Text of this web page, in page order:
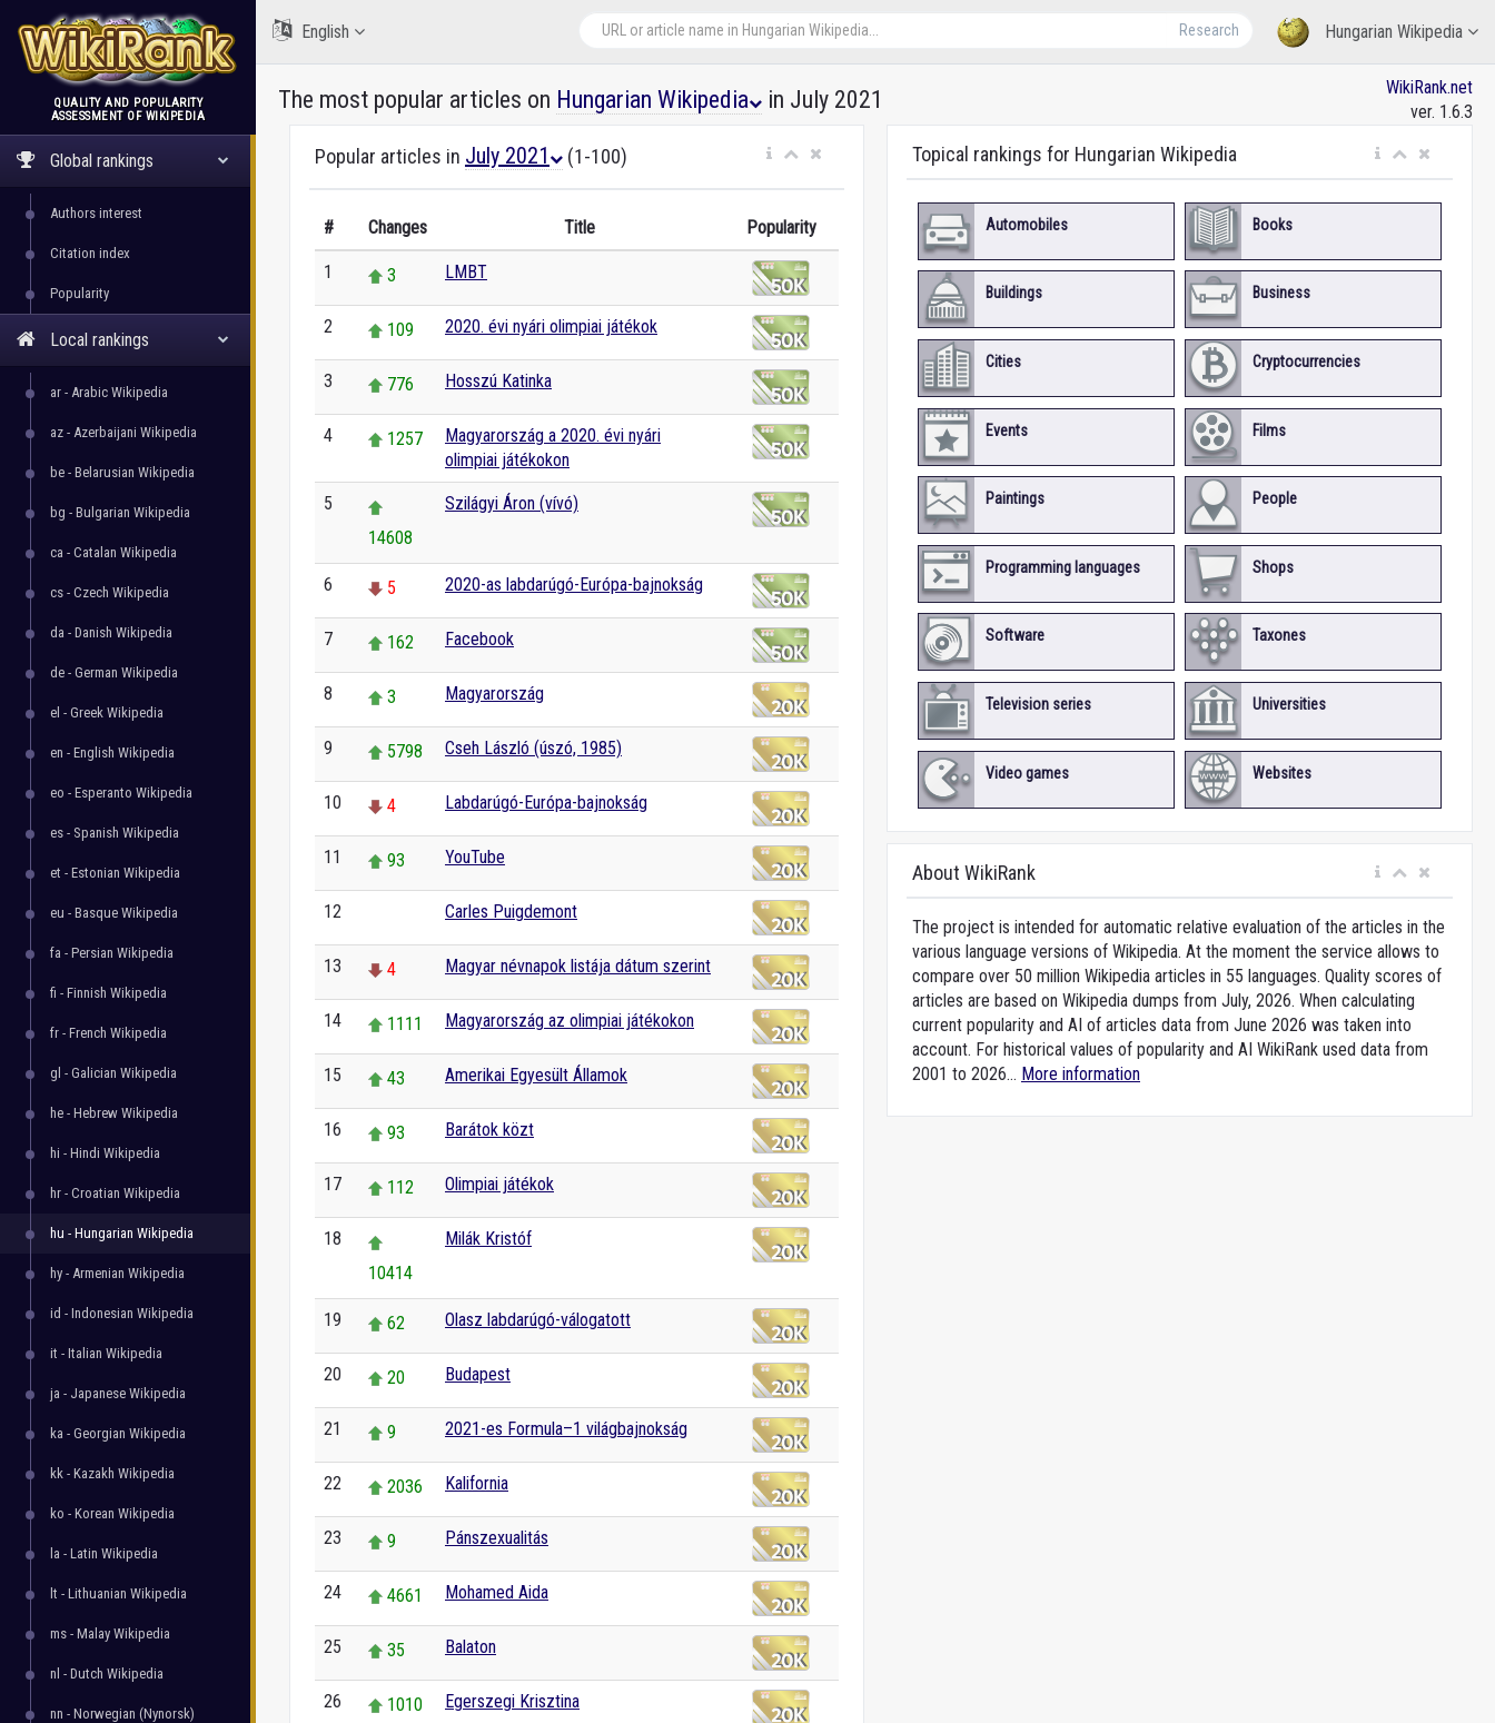
WikiRank
QUALITY AND POPULARITY
ASSESSMENT OF WIKIPEDIA
Global rankings
Authors interest
Citation index
Popularity
Local rankings
ar - Arabic Wikipedia
az - Azerbaijani Wikipedia
be - Belarusian Wikipedia
bg - Bulgarian Wikipedia
ca - Catalan Wikipedia
cs - Czech Wikipedia
da - Danish Wikipedia
de - German Wikipedia
el - Greek Wikipedia
en - English Wikipedia
eo - Esperanto Wikipedia
es - Spanish Wikipedia
et - Estonian Wikipedia
eu - Basque Wikipedia
fa - Persian Wikipedia
fi - Finnish Wikipedia
fr - French Wikipedia
gl - Galician Wikipedia
he - Hebrew Wikipedia
hi - Hindi Wikipedia
hr - Croatian Wikipedia
hu - Hungarian Wikipedia
hy - Armenian Wikipedia
id - Indonesian Wikipedia
it - Italian Wikipedia
ja - Japanese Wikipedia
ka - Georgian Wikipedia
kk - Kazakh Wikipedia
ko - Korean Wikipedia
la - Latin Wikipedia
lt - Lithuanian Wikipedia
ms - Malay Wikipedia
nl - Dutch Wikipedia
nn - Norwegian (Nynorsk)
Hungarian Wikipedia
Research
English
The most popular articles on Hungarian Wikipedia in July 2021
WikiRank.net
ver. 1.6.3
Popular articles in July 2021 (1-100)
# Changes Title Popularity
1 3 LMBT
2 109 2020. évi nyári olimpiai játékok
3 776 Hosszú Katinka
4 1257
Magyarország a 2020. évi nyári
olimpiai játékokon
5
14608
Szilágyi Áron (vívó)
6 5 2020-as labdarúgó-Európa-bajnokság
7 162 Facebook
8 3 Magyarország
9 5798 Cseh László (úszó, 1985)
10 4 Labdarúgó-Európa-bajnokság
11 93 YouTube
12 Carles Puigdemont
13 4 Magyar névnapok listája dátum szerint
14 1111 Magyarország az olimpiai játékokon
15 43 Amerikai Egyesült Államok
16 93 Barátok közt
17 112 Olimpiai játékok
18
10414
Milák Kristóf
19 62 Olasz labdarúgó-válogatott
20 20 Budapest
21 9 2021-es Formula–1 világbajnokság
22 2036 Kalifornia
23 9 Pánszexualitás
24 4661 Mohamed Aida
25 35 Balaton
26 1010 Egerszegi Krisztina
Topical rankings for Hungarian Wikipedia
Automobiles Books
Buildings Business
Cities Cryptocurrencies
Events Films
Paintings People
Programming languages Shops
Software Taxones
Television series Universities
Video games Websites
About WikiRank
The project is intended for automatic relative evaluation of the articles in the
various language versions of Wikipedia. At the moment the service allows to
compare over 50 million Wikipedia articles in 55 languages. Quality scores of
articles are based on Wikipedia dumps from July, 2026. When calculating
current popularity and AI of articles data from June 2026 was taken into
account. For historical values of popularity and AI WikiRank used data from
2001 to 2026... More information